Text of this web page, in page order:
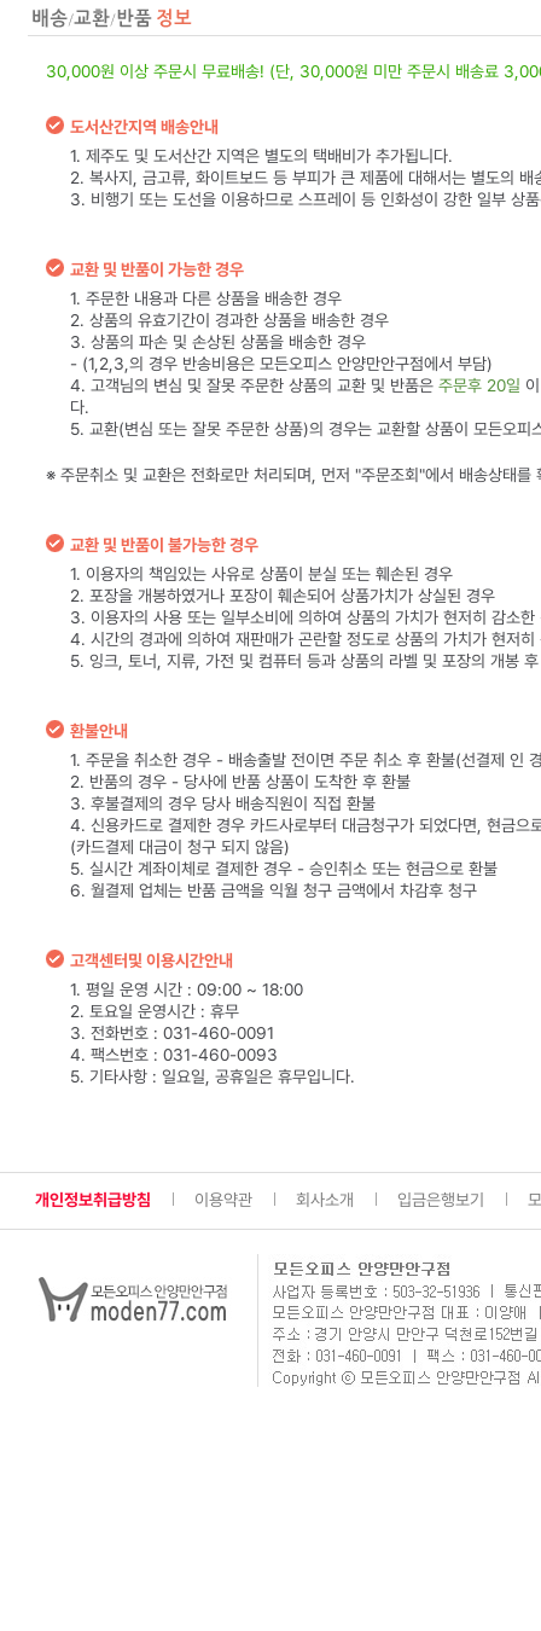
30,000원 이상 주문시 무료배송! (단, 30,000원 미만 주문시 배송료
도서산간지역 배송안내
1. 제주도 및 도서산간 지역은 별도의 택배비가 추가됩니다.
2. 복사지, 금고류, 화이트보드 등 부피가 큰 제품에 대해서는 별도의
3. 비행기 또는 도선을 이용하므로 스프레이 등 인화성이 강한 일부 상
교환 및 반품이 가능한 경우
1. 주문한 내용과 다른 상품을 배송한 경우
2. 상품의 유효기간이 경과한 상품을 배송한 경우
3. 상품의 파손 및 손상된 상품을 배송한 경우
- (1,2,3,의 경우 반송비용은 모든오피스 안양만안구점에서 부담)
4. 고객님의 변심 및 잘못 주문한 상품의 교환 및 반품은 주문후 20일
다.
5. 교환(변심 또는 잘못 주문한 상품)의 경우는 교환할 상품이 모든오피
※ 주문취소 및 교환은 전화로만 처리되며, 먼저 "주문조회"에서 배송상태를
교환 및 반품이 불가능한 경우
1. 이용자의 책임있는 사유로 상품이 분실 또는 훼손된 경우
2. 포장을 개봉하였거나 포장이 훼손되어 상품가치가 상실된 경우
3. 이용자의 사용 또는 일부소비에 의하여 상품의 가치가 현저히 감소한
4. 시간의 경과에 의하여 재판매가 곤란할 정도로 상품의 가치가 현저히
5. 잉크, 토너, 지류, 가전 및 컴퓨터 등과 상품의 라벨 및 포장의 개봉
환불안내
1. 주문을 취소한 경우 - 배송출발 전이면 주문 취소 후 환불(선결제 인
2. 반품의 경우 - 당사에 반품 상품이 도착한 후 환불
3. 후불결제의 경우 당사 배송직원이 직접 환불
4. 신용카드로 결제한 경우 카드사로부터 대금청구가 되었다면, 현금
(카드결제 대금이 청구 되지 않음)
5. 실시간 계좌이체로 결제한 경우 - 승인취소 또는 현금으로 환불
6. 월결제 업체는 반품 금액을 익월 청구 금액에서 차감후 청구
고객센터및 이용시간안내
1. 평일 운영 시간 : 09:00 ~ 18:00
2. 토요일 운영시간 : 휴무
3. 전화번호 : 031-460-0091
4. 팩스번호 : 031-460-0093
5. 기타사항 : 일요일, 공휴일은 휴무입니다.
개인정보취급방침 이용약관 회사소개 입금은행보기